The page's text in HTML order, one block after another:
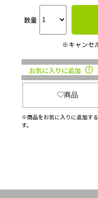
数量
※キャンセ
お気に入りに追加
商品
※商品をお気に入りに追加す
す。